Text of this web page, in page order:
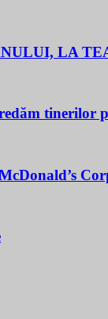
LA
tinerilor